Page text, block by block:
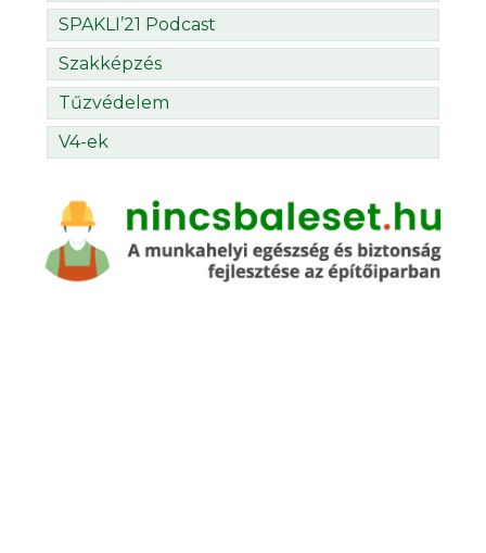
SPAKLI’21 Podcast
Szakképzés
Tűzvédelem
V4-ek